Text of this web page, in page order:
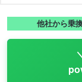
他社から乗